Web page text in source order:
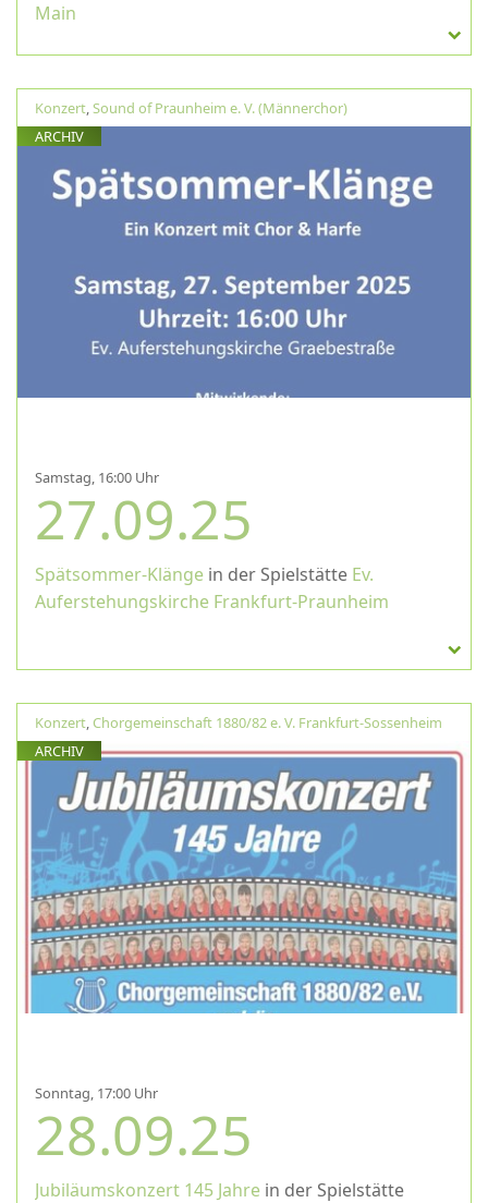
Main
Konzert,Sound of Praunheim e. V. (Männerchor)
ARCHIV
Samstag, 16:00 Uhr
27.09.25
Spätsommer-Klänge in der Spielstätte Ev.
Auferstehungskirche Frankfurt-Praunheim
Konzert,Chorgemeinschaft 1880/82 e. V. Frankfurt-Sossenheim
ARCHIV
Sonntag, 17:00 Uhr
28.09.25
Jubiläumskonzert 145 Jahre in der Spielstätte